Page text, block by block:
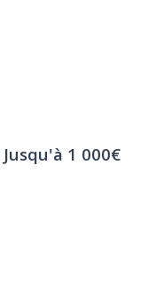
Jusqu'à 1 000€